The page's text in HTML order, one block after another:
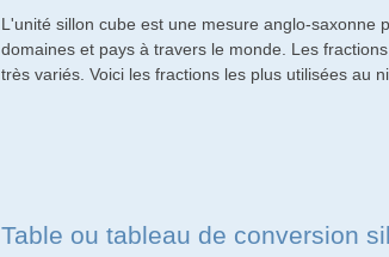
L'unité sillon cube est une mesure anglo-saxonne
domaines et pays à travers le monde. Les
très variés. Voici les fractions les plus utilisées au
Table ou tableau de conversion